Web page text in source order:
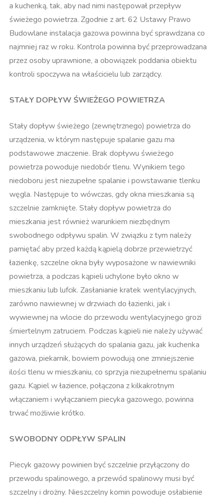
a kuchenką, tak, aby nad nimi następował przepływ
świeżego powietrza. Zgodnie z art. 62 Ustawy Prawo
Budowlane instalacja gazowa powinna być sprawdzana co
najmniej raz w roku. Kontrola powinna być przeprowadzana
przez osoby uprawnione, a obowiązek poddania obiektu
kontroli spoczywa na właścicielu lub zarządcy.
STAŁY DOPŁYW ŚWIEŻEGO POWIETRZA
Stały dopływ świeżego (zewnętrznego) powietrza do
urządzenia, w którym następuje spalanie gazu ma
podstawowe znaczenie. Brak dopływu świeżego
powietrza powoduje niedobór tlenu. Wynikiem tego
niedoboru jest niezupełne spalanie i powstawanie tlenku
węgla. Następuje to wówczas, gdy okna mieszkania są
szczelnie zamknięte. Stały dopływ powietrza do
mieszkania jest również warunkiem niezbędnym
swobodnego odpływu spalin. W związku z tym należy
pamiętać aby przed każdą kąpielą dobrze przewietrzyć
łazienkę, szczelne okna były wyposażone w nawiewniki
powietrza, a podczas kąpieli uchylone było okno w
mieszkaniu lub lufcik. Zasłanianie kratek wentylacyjnych,
zarówno nawiewnej w drzwiach do łazienki, jak i
wywiewnej na wlocie do przewodu wentylacyjnego grozi
śmiertelnym zatruciem. Podczas kąpieli nie należy używać
innych urządzeń służących do spalania gazu, jak kuchenka
gazowa, piekarnik, bowiem powodują one zmniejszenie
ilości tlenu w mieszkaniu, co sprzyja niezupełnemu spalaniu
gazu. Kąpiel w łazience, połączona z kilkakrotnym
włączaniem i wyłączaniem piecyka gazowego, powinna
trwać możliwie krótko.
SWOBODNY ODPŁYW SPALIN
Piecyk gazowy powinien być szczelnie przyłączony do
przewodu spalinowego, a przewód spalinowy musi być
szczelny i drożny. Nieszczelny komin powoduje osłabienie